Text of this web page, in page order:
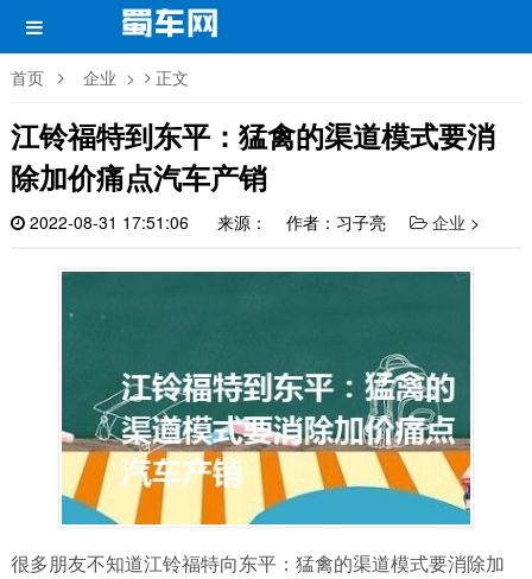
首页 企业 > 正文
江铃福特到东平：猛禽的渠道模式要消
除加价痛点汽车产销
2022-08-31 17:51:06 来源： 作者：习子亮 企业 >
很多朋友不知道江铃福特向东平：猛禽的渠道模式要消除加